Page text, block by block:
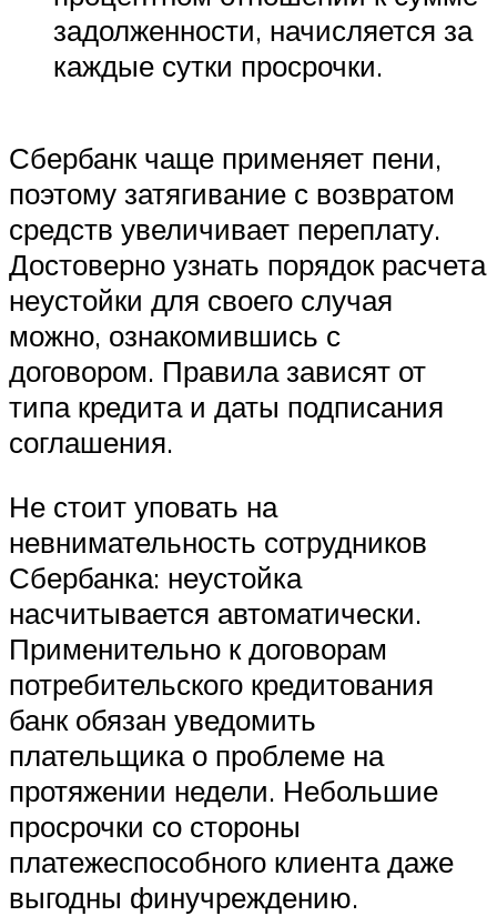
задолженности, начисляется за
каждые сутки просрочки.
Сбербанк чаще применяет пени,
поэтому затягивание с возвратом
средств увеличивает переплату.
Достоверно узнать порядок расчета
неустойки для своего случая
можно, ознакомившись с
договором. Правила зависят от
типа кредита и даты подписания
соглашения.
Не стоит уповать на
невнимательность сотрудников
Сбербанка: неустойка
насчитывается автоматически.
Применительно к договорам
потребительского кредитования
банк обязан уведомить
плательщика о проблеме на
протяжении недели. Небольшие
просрочки со стороны
платежеспособного клиента даже
выгодны финучреждению.